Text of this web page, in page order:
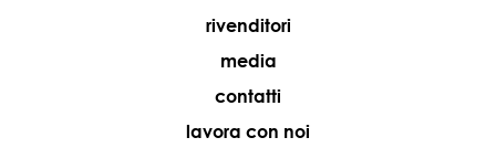
rivenditori
media
contatti
lavora con noi